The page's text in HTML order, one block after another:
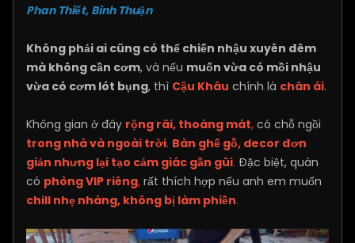
Phan Thiết, Bình Thuận
Không phải ai cũng có thể chiến nhậu xuyên đêm
mà không cần cơm, và nếu muốn vừa có mồi nhậu
vừa có cơm lót bụng, thì Cậu Khâu chính là chân ái.
Không gian ở đây rộng rãi, thoáng mát, có chỗ ngồi
trong nhà và ngoài trời. Bàn ghế gỗ, decor đơn
giản nhưng lại tạo cảm giác gần gũi. Đặc biệt, quán
có phòng VIP riêng, rất thích hợp nếu anh em muốn
chill nhẹ nhàng, không bị làm phiền.